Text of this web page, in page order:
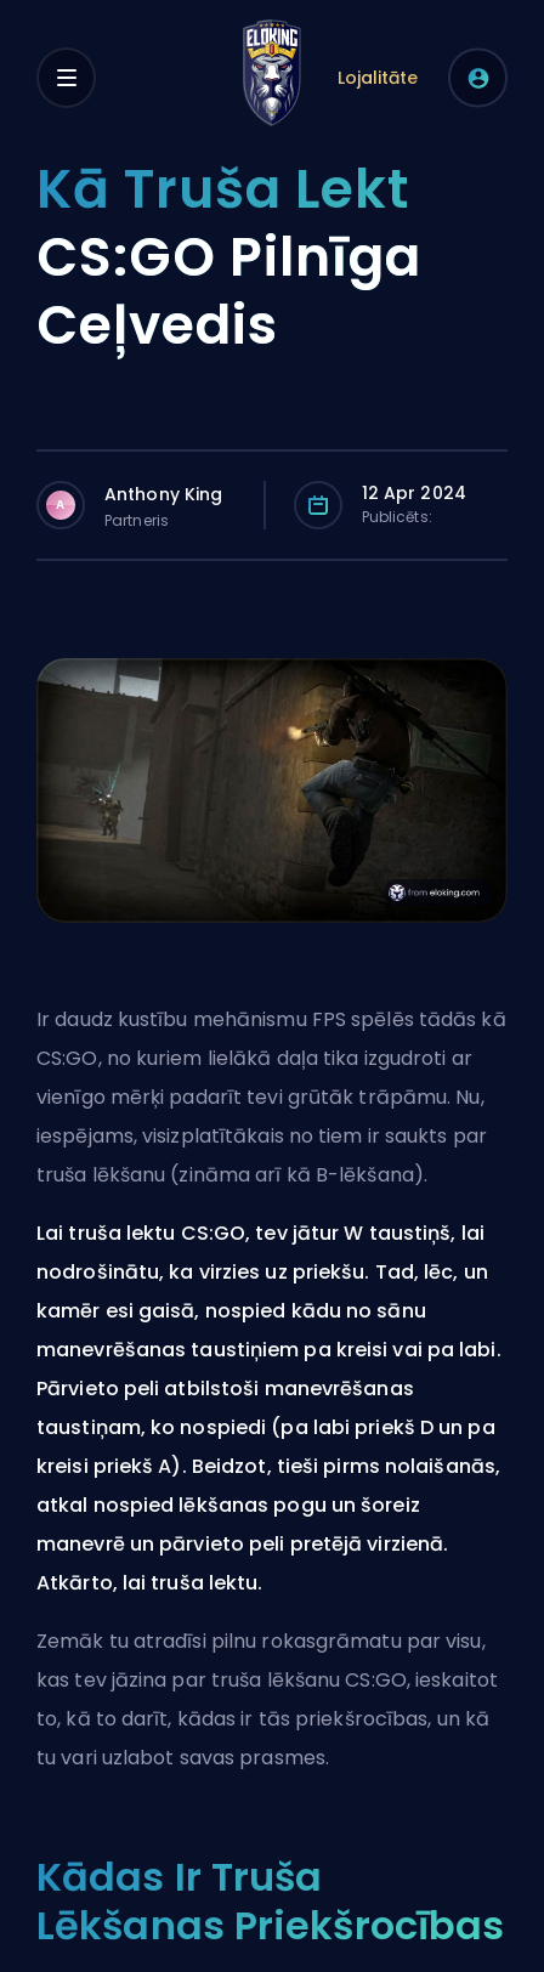
Lojalitāte
Kā Truša Lekt
CS:GO Pilnīga
Ceļvedis
A Anthony King
Partneris
12 Apr 2024
Publicēts:
Ir daudz kustību mehānismu FPS spēlēs tādās kā
CS:GO, no kuriem lielākā daļa tika izgudroti ar
vienīgo mērķi padarīt tevi grūtāk trāpāmu. Nu,
iespējams, visizplatītākais no tiem ir saukts par
truša lēkšanu (zināma arī kā B-lēkšana).
Lai truša lektu CS:GO, tev jātur W taustiņš, lai
nodrošinātu, ka virzies uz priekšu. Tad, lēc, un
kamēr esi gaisā, nospied kādu no sānu
manevrēšanas taustiņiem pa kreisi vai pa labi.
Pārvieto peli atbilstoši manevrēšanas
taustiņam, ko nospiedi (pa labi priekš D un pa
kreisi priekš A). Beidzot, tieši pirms nolaišanās,
atkal nospied lēkšanas pogu un šoreiz
manevrē un pārvieto peli pretējā virzienā.
Atkārto, lai truša lektu.
Zemāk tu atradīsi pilnu rokasgrāmatu par visu,
kas tev jāzina par truša lēkšanu CS:GO, ieskaitot
to, kā to darīt, kādas ir tās priekšrocības, un kā
tu vari uzlabot savas prasmes.
Kādas Ir Truša
Lēkšanas Priekšrocības